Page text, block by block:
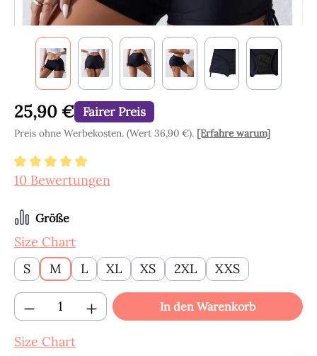
25,90 € Fairer Preis
Preis ohne Werbekosten. (Wert 36,90 €). [Erfahre warum]
Durchschnittliche Bewertung von 5 von 5
10 Bewertungen
Größeauswählen
Size Chart
S
M L XL XS 2XL XXS
Produkt Anzahl: Gib den gewünschten
In den Warenkorb
Size Chart